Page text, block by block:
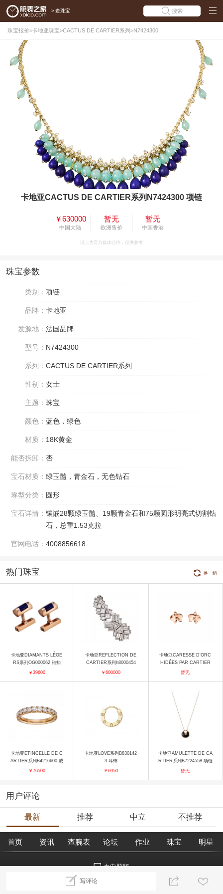
> 查珠宝 搜索
珠宝报价>卡地亚珠宝>CACTUS DE CARTIER系列 >N7424300
卡地亚CACTUS DE CARTIER系列N7424300 项链
￥630000
中国大陆
暂无
欧洲售价
暂无
中国香港
以上为官方媒体公价，仅供参考
珠宝参数
类别： 项链
品牌： 卡地亚
发源地： 法国品牌
型号： N7424300
系列： CACTUS DE CARTIER系列
性别： 女士
主题： 珠宝
颜色： 蓝色，绿色
材质： 18K黄金
能否拆卸： 否
宝石材质： 绿玉髓，青金石，无色钻石
琢型分类： 圆形
宝石详情： 镶嵌28颗绿玉髓、19颗青金石和75颗圆形明亮式切割钻
石，总重1.53克拉
官网电话： 4008856618
热门珠宝 换一组
卡地亚DIAMANTS LÉGE
RS系列OG000062 袖扣
￥39600
卡地亚REFLECTION DE
CARTIER系列h8000454
耳饰
￥600000
卡地亚CARESSE D'ORC
HIDÉES PAR CARTIER
系列B8033100 耳饰
暂无
卡地亚ETINCELLE DE C
ARTIER系列B4216600 戒
指
￥76500
卡地亚LOVE系列B830142
3 耳饰
￥6950
卡地亚AMULETTE DE CA
RTIER系列B7224558 项链
暂无
用户评论
最新 推荐 中立 不推荐
写评论
首页 资讯 查腕表 论坛 作业 珠宝 明星
去电脑版
©2018腕表之家 m.xbiao.com